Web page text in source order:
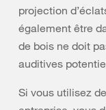
projection
également être
de bois ne doit
auditives
Si vous utilisez